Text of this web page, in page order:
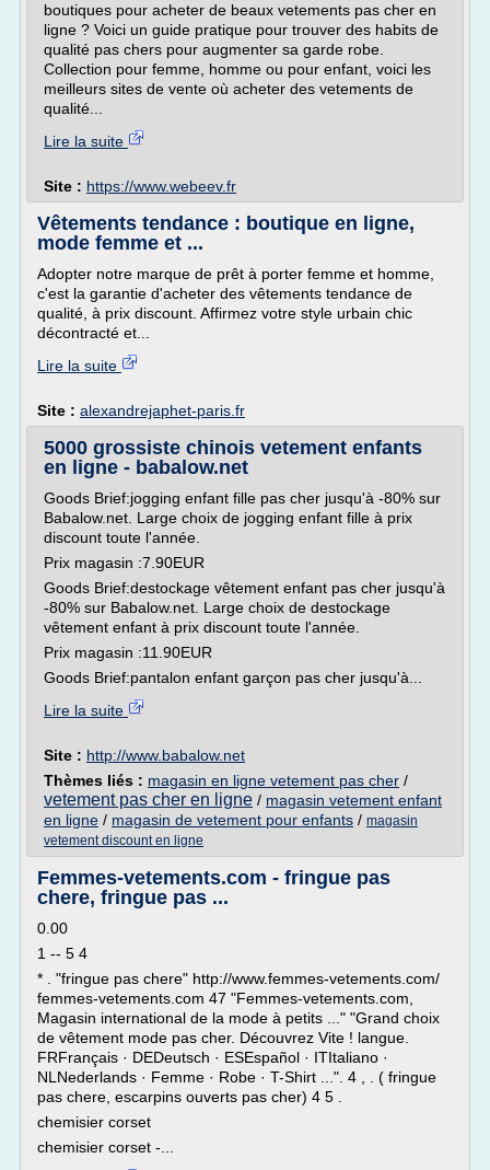
boutiques pour acheter de beaux vetements pas cher en
ligne ? Voici un guide pratique pour trouver des habits de
qualité pas chers pour augmenter sa garde robe.
Collection pour femme, homme ou pour enfant, voici les
meilleurs sites de vente où acheter des vetements de
qualité...
Lire la suite
Site : https://www.webeev.fr
Vêtements tendance : boutique en ligne,
mode femme et ...
Adopter notre marque de prêt à porter femme et homme,
c'est la garantie d'acheter des vêtements tendance de
qualité, à prix discount. Affirmez votre style urbain chic
décontracté et...
Lire la suite
Site : alexandrejaphet-paris.fr
5000 grossiste chinois vetement enfants
en ligne - babalow.net
Goods Brief:jogging enfant fille pas cher jusqu'à -80% sur
Babalow.net. Large choix de jogging enfant fille à prix
discount toute l'année.
Prix magasin :7.90EUR
Goods Brief:destockage vêtement enfant pas cher jusqu'à
-80% sur Babalow.net. Large choix de destockage
vêtement enfant à prix discount toute l'année.
Prix magasin :11.90EUR
Goods Brief:pantalon enfant garçon pas cher jusqu'à...
Lire la suite
Site : http://www.babalow.net
Thèmes liés : magasin en ligne vetement pas cher /
vetement pas cher en ligne / magasin vetement enfant
en ligne / magasin de vetement pour enfants / magasin
vetement discount en ligne
Femmes-vetements.com - fringue pas
chere, fringue pas ...
0.00
1 -- 5 4
* . "fringue pas chere" http://www.femmes-vetements.com/
femmes-vetements.com 47 "Femmes-vetements.com,
Magasin international de la mode à petits ..." "Grand choix
de vêtement mode pas cher. Découvrez Vite ! langue.
FRFrançais · DEDeutsch · ESEspañol · ITItaliano ·
NLNederlands · Femme · Robe · T-Shirt ...". 4 , . ( fringue
pas chere, escarpins ouverts pas cher) 4 5 .
chemisier corset
chemisier corset -...